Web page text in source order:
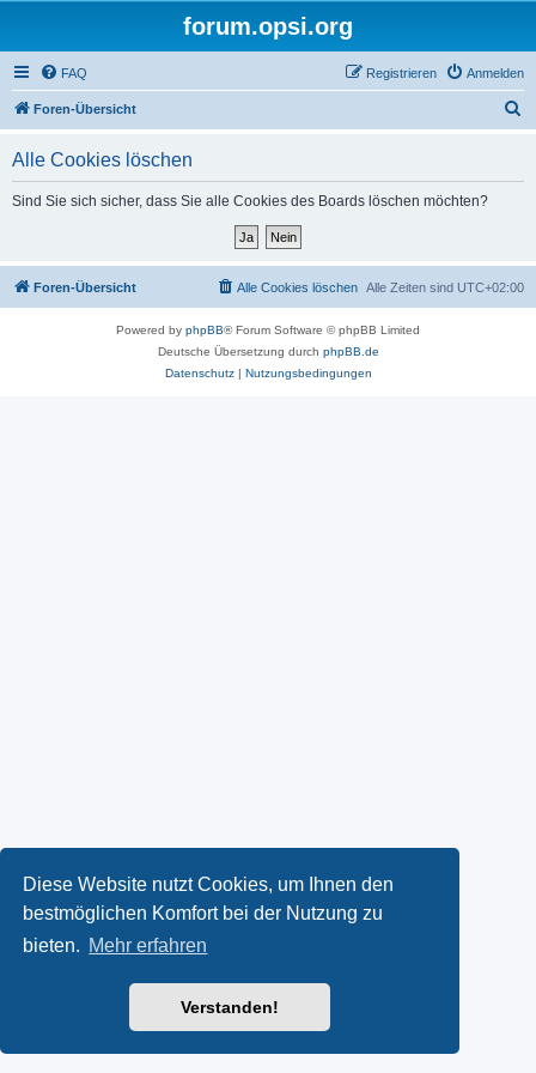
Diese Website nutzt Cookies, um Ihnen den
bestmöglichen Komfort bei der Nutzung zu
bieten. Mehr erfahren
Verstanden!
forum.opsi.org
FAQ Anmelden
Registrieren
Foren-Übersicht
Alle Cookies löschen
Sind Sie sich sicher, dass Sie alle Cookies des Boards löschen möchten?
Foren-Übersicht Alle Zeiten sind UTC+02:00
Alle Cookies löschen
Powered by phpBB® Forum Software © phpBB Limited
Deutsche Übersetzung durch phpBB.de
Datenschutz| Nutzungsbedingungen